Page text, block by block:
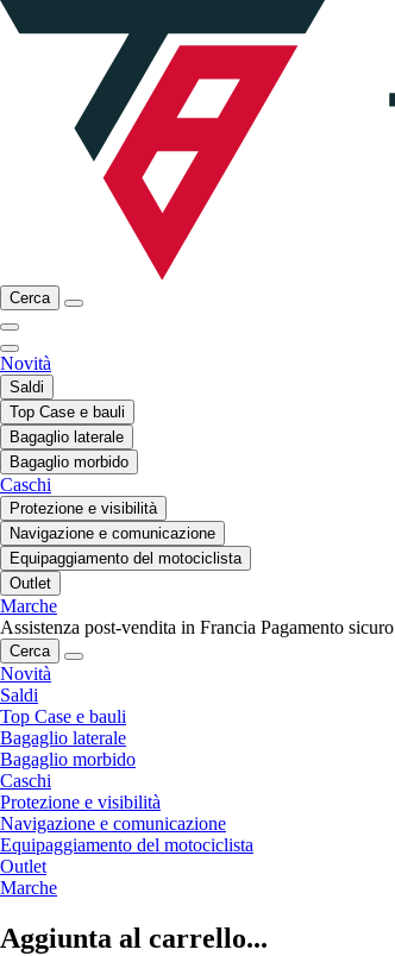
Cerca
Novità
Saldi
Top Case e bauli
Bagaglio laterale
Bagaglio morbido
Caschi
Protezione e visibilità
Navigazione e comunicazione
Equipaggiamento del motociclista
Outlet
Marche
Assistenza post-vendita in Francia Pagamento sicuro
Cerca
Novità
Saldi
Top Case e bauli
Bagaglio laterale
Bagaglio morbido
Caschi
Protezione e visibilità
Navigazione e comunicazione
Equipaggiamento del motociclista
Outlet
Marche
Aggiunta al carrello...